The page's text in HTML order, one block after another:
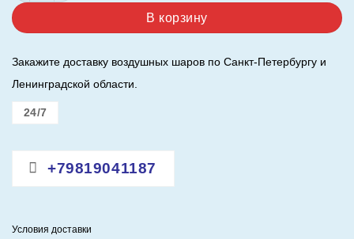
В корзину
Закажите доставку воздушных шаров по Санкт-Петербургу и
Ленинградской области.
24/7
+79819041187
Условия доставки